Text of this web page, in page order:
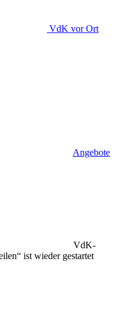
VdK vor Ort
Angebote
VdK-
ist wieder gestartet